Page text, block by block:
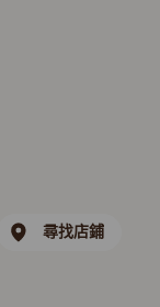
尋找店鋪